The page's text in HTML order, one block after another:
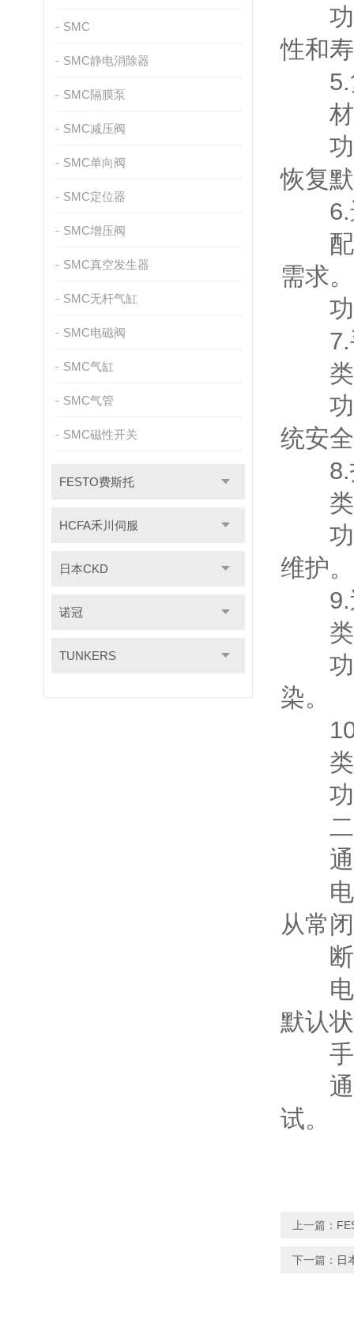
SMC
SMC静电消除器
SMC隔膜泵
SMC减压阀
SMC单向阀
SMC定位器
SMC增压阀
SMC真空发生器
SMC无杆气缸
SMC电磁阀
SMC气缸
SMC气管
SMC磁性开关
FESTO费斯托
HCFA禾川伺服
日本CKD
诺冠
TUNKERS
功能
性和
5.复
材
功能
恢复
6.进
配置
需求。
功能
7.手
类型
功能
统安
8.指
类
功能
维护。
9.过
类
功能
染。
10.
类型
功能
二
通
电磁
从常
断
电磁
默认
手
通过
试。
上一篇：
下一篇： 日